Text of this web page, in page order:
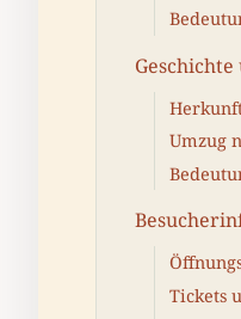
Umzug
Tickets